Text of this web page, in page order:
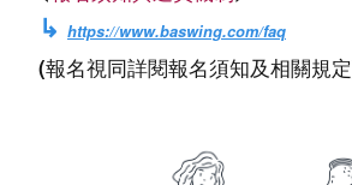
↳ https://www.baswing.com/faq
(報名視同詳閱報名須知及相關規